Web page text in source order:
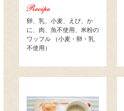
卵、乳、小麦、えび、か
に、肉、魚不使用、米粉の
ワッフル （小麦・卵・乳
不使用）